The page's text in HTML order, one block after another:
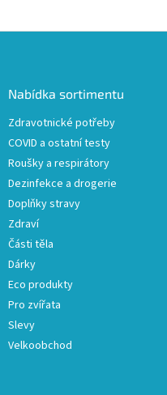
Nabídka sortimentu
Zdravotnické potřeby
COVID a ostatní testy
Roušky a respirátory
Dezinfekce a drogerie
Doplňky stravy
Zdraví
Části těla
Dárky
Eco produkty
Pro zvířata
Slevy
Velkoobchod